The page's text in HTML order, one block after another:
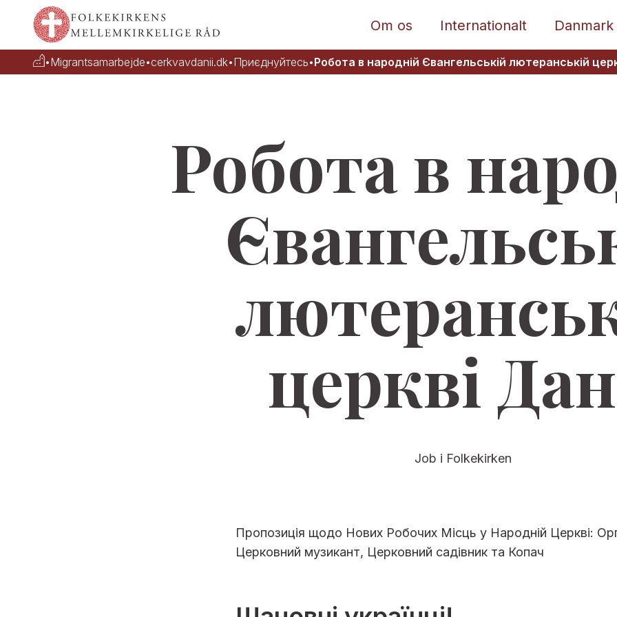
Om os Internationalt Danmark
•Migrantsamarbejde•cerkvavdanii.dk•Приєднуйтесь•Робота в народній Євангельській лютеранській
Робота в
церкві
Job i Folkekirken
Пропозиція щодо Нових Робочих Місць у Народній Церкві:
Церковний музикант, Церковний садівник та Копач